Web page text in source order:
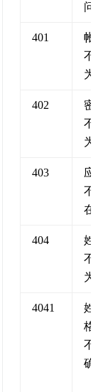
问
401
帐号
不能
为空
402
密码
不能
为空
403
应用
不存
在
404
姓名
不能
为空
4041
姓名
格式
不正
确